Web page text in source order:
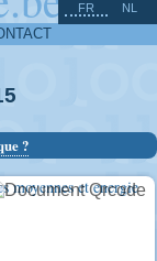
FR NL
?
moyennes et energie
^